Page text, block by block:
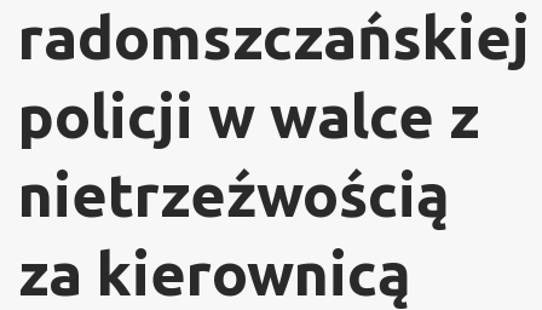
radomszczańskiej
policji w walce z
nietrzeźwością
za kierownicą